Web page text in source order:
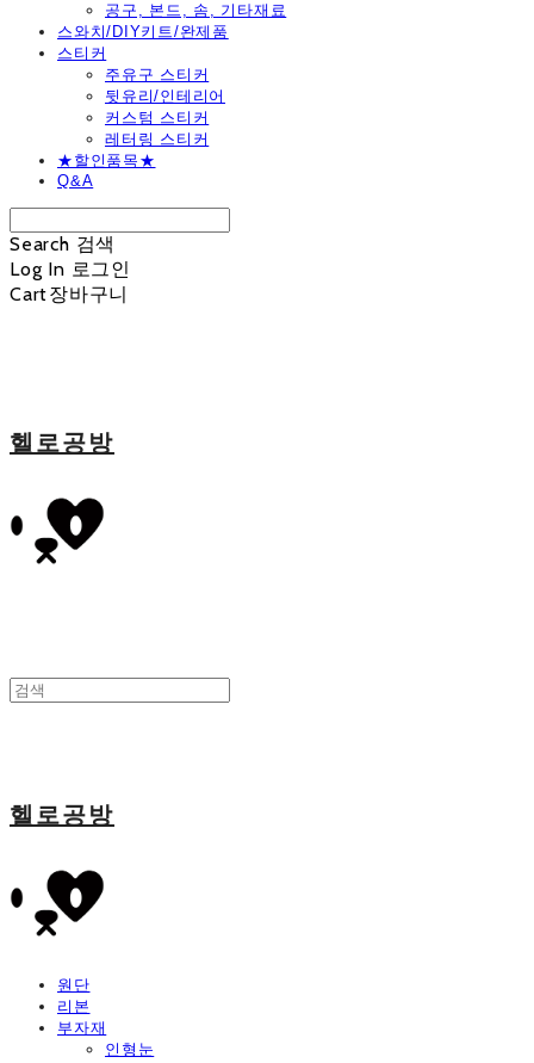
공구, 본드, 솜, 기타재료
스와치/DIY키트/완제품
스티커
주유구 스티커
뒷유리/인테리어
커스텀 스티커
레터링 스티커
★할인품목★
Q&A
Search 검색
Log In 로그인
Cart장바구니
헬로공방
헬로공방
원단
리본
부자재
인형눈